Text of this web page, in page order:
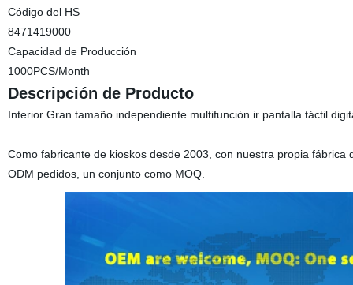
Código del HS
8471419000
Capacidad de Producción
1000PCS/Month
Descripción de Producto
Interior Gran tamaño independiente multifunción ir pantalla táctil
Como fabricante de kioskos desde 2003, con nuestra propia
ODM pedidos, un conjunto como MOQ.